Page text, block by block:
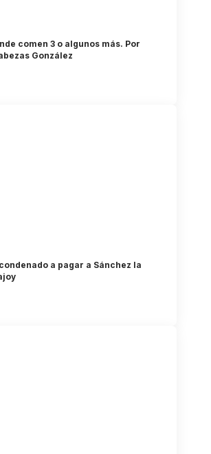
comen 3 o algunos más. Por
González
a pagar a Sánchez la